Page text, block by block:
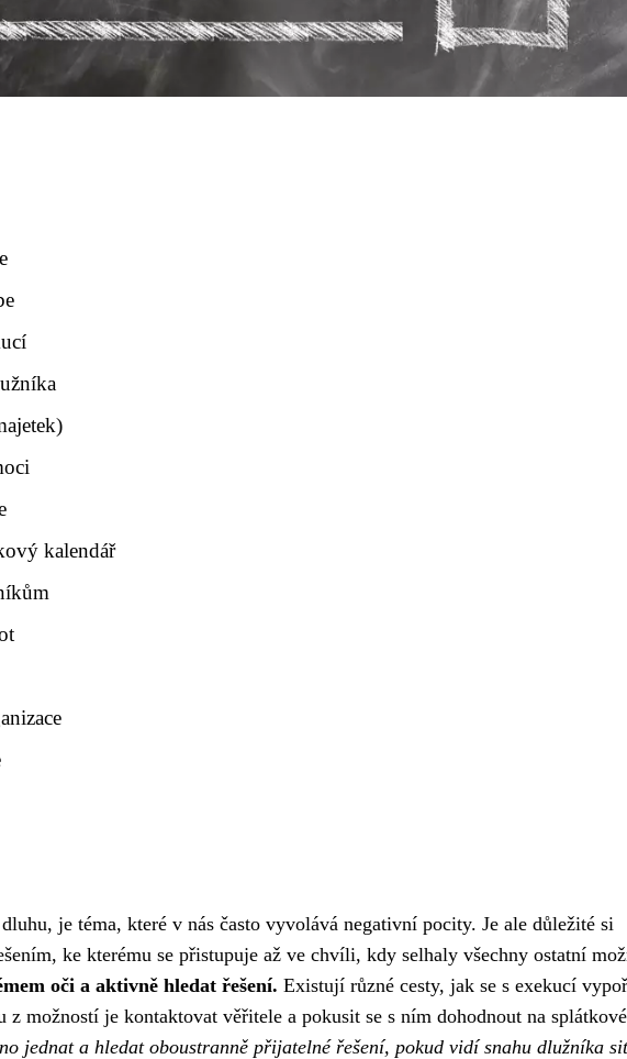
kalendář
je téma, které v nás často vyvolává negativní pocity. Je ale důležité si
ke kterému se přistupuje až ve chvíli, kdy selhaly všechny ostatní
oči a aktivně hledat řešení. Existují různé cesty, jak se s exekucí
z možností je kontaktovat věřitele a pokusit se s ním dohodnout na
jednat a hledat oboustranně přijatelné řešení, pokud vidí snahu dlužníka